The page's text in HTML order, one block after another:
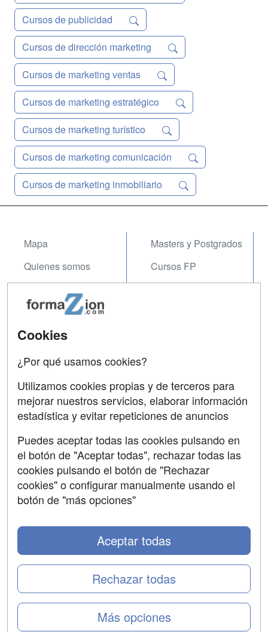
Cursos de publicidad
Cursos de dirección marketing
Cursos de marketing ventas
Cursos de marketing estratégico
Cursos de marketing turístico
Cursos de marketing comunicación
Cursos de marketing inmobiliario
Mapa
Quienes somos
Acceso Usuarios
Acceso Centros
Masters y Postgrados
Cursos FP
Contactar
Confidencialidad
Copyleft
SÍGUENOS EN:
Cookies
¿Por qué usamos cookies?
Utilizamos cookies propias y de terceros para
mejorar nuestros servicios, elaborar información
estadística y evitar repeticiones de anuncios
Puedes aceptar todas las cookies pulsando en
el botón de "Aceptar todas", rechazar todas las
cookies pulsando el botón de "Rechazar
cookies" o configurar manualmente usando el
botón de "más opciones"
Más opciones
Rechazar todas
Aceptar todas